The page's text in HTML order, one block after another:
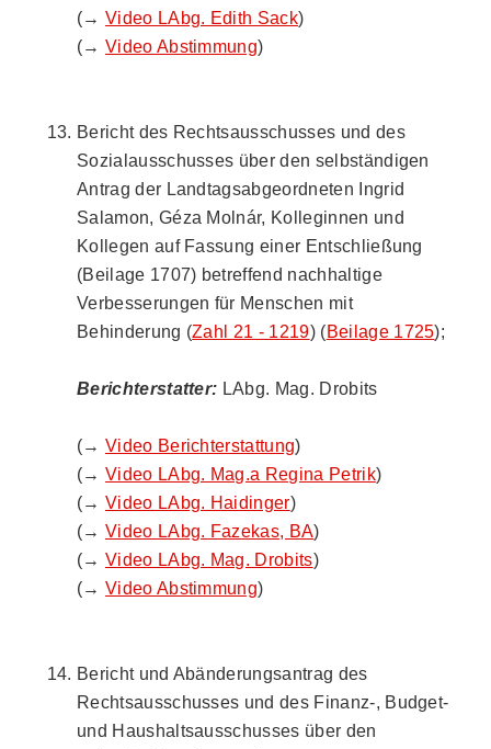
(→ Video LAbg. Edith Sack)
(→ Video Abstimmung)
Bericht des Rechtsausschusses und des
Sozialausschusses über den selbständigen
Antrag der Landtagsabgeordneten Ingrid
Salamon, Géza Molnár, Kolleginnen und
Kollegen auf Fassung einer Entschließung
(Beilage 1707) betreffend nachhaltige
Verbesserungen für Menschen mit
Behinderung (Zahl 21 - 1219) (Beilage 1725);
Berichterstatter: LAbg. Mag. Drobits
(→ Video Berichterstattung)
(→ Video LAbg. Mag.a Regina Petrik)
(→ Video LAbg. Haidinger)
(→ Video LAbg. Fazekas, BA)
(→ Video LAbg. Mag. Drobits)
(→ Video Abstimmung)
Bericht und Abänderungsantrag des
Rechtsausschusses und des Finanz-, Budget-
und Haushaltsausschusses über den